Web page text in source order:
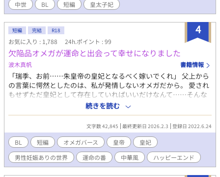
中世 BL 短編 皇太子妃
4
短編 完結 R18
お気に入り : 1,788 24h.ポイント : 99
欠陥品オメガが運命と出会って幸せになりました
波木真帆 書籍情報
「瑞季、お前……朱皇帝の皇妃となるべく嫁いでくれ」 父上から
の言葉に愕然としたのは、私が発情しないオメガだから。 愛され
もせずただ皇妃として存在していればいいだけなんて……そんな
のはイヤだ。 でも、無情にも輿入れの日は近づいてきて……。 中
華風か和風のオメガバースを読んでみたい！ そんなリクエストを
いただいて試しに書いてみましたが、オメガバース初心者なので
これくらいが限界です（汗） かなり短いお話ですが、希望があれ
ば続きは書くかもです。 ハッピーエンド小説ですので、楽しんで
いただけると嬉しいです♡ R18には※つけます。
続きを読む
文字数 42,845 最終更新日 2026.2.3 登録日 2022.6.24
BL 短編 オメガバース 皇帝
皇妃
男性妊娠ありの世界
運命の番 中華風 ハッピーエンド